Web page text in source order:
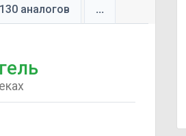
130 аналогов ...